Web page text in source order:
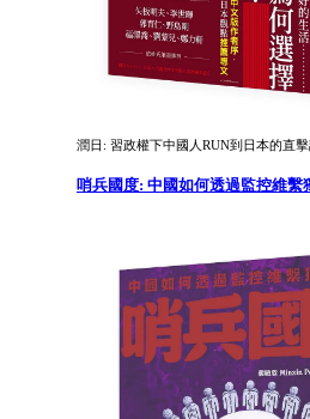
潤日: 習政權下中國人RUN到日本的直
哨兵國度: 中國如何透過監控維繫